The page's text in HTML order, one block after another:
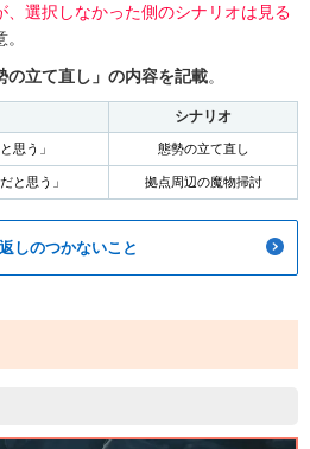
、選択しなかった側のシナリオは見る
の立て直し」の内容を記載。
シナリオ
思う」 態勢の立て直し
と思う」 拠点周辺の魔物掃討
しのつかないこと